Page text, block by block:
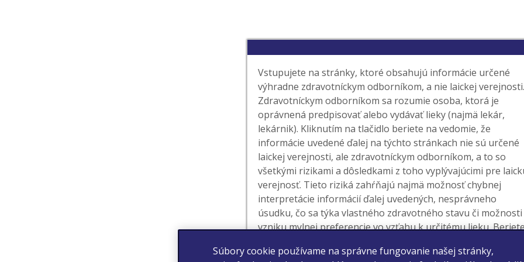
Vstupujete na stránky, ktoré obsahujú informácie určené
výhradne zdravotníckym odborníkom, a nie laickej verejnosti.
Zdravotníckym odborníkom sa rozumie osoba, ktorá je
oprávnená predpisovať alebo vydávať lieky (najmä lekár,
lekárnik). Kliknutím na tlačidlo beriete na vedomie, že
informácie uvedené ďalej na týchto stránkach nie sú určené
laickej verejnosti, ale zdravotníckym odborníkom, a to so
všetkými rizikami a dôsledkami z toho vyplývajúcimi pre
verejnosť. Tieto riziká zahŕňajú najmä možnosť chybnej
interpretácie informácií ďalej uvedených, nesprávneho
úsudku, čo sa týka vlastného zdravotného stavu či možnosti
vzniku mylnej preferencie vo vzťahu k určitému lieku.
ktorého výdaj je viazaný na lekársky predpis, rozhoduje váš
Súbory cookie používame na správne fungovanie našej stránky,